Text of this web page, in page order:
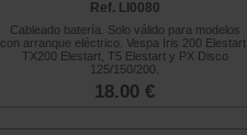
Ref. LI0080
Cableado batería. Solo válido para modelos
con arranque eléctrico. Vespa Iris 200 Elestart,
TX200 Elestart, T5 Elestart y PX Disco
125/150/200.
18.00 €